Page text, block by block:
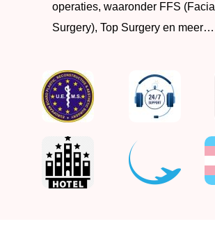
operaties, waaronder FFS
Surgery), Top Surgery en meer…